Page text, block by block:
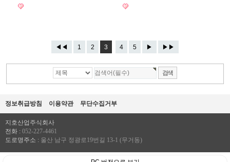
◀◀ 1 2 3 4 5 ▶ ▶▶
정보취급방침 이용약관 무단수집거부
지호산업주식회사
전화 : 052-227-4461
도로명주소 : 울산 남구 정광로19번길 13-1 (무거동)